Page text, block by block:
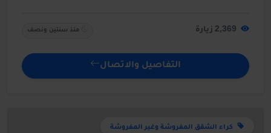
منذ سنتين ونصف
التفاصيل والاتصال
كراء الشقق المفروشة وغير المفروشة